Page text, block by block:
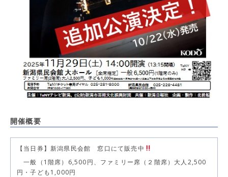
開催概要
【当日券】新潟県民会館 窓口にて販売中
一般（1階席）6,500円、ファミリー席（２階席）大人2,500
円・子ども1,000円